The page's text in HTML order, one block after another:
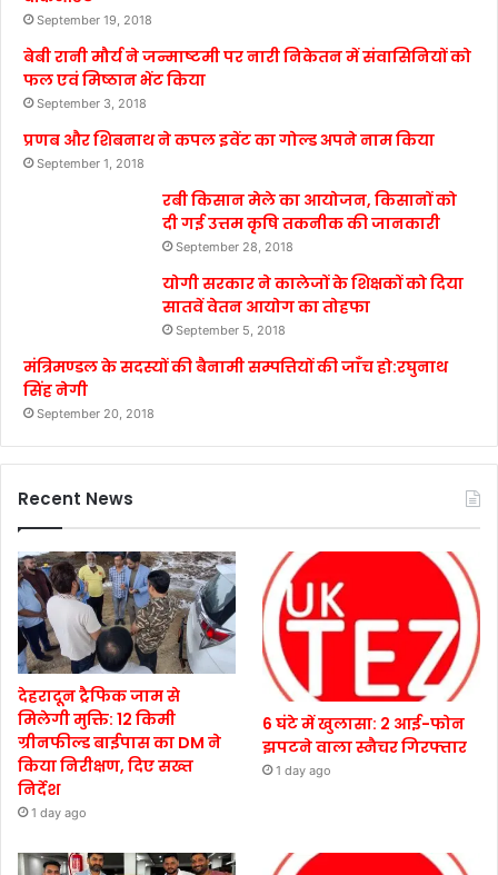
September 19, 2018
बेबी रानी मौर्य ने जन्माष्टमी पर नारी निकेतन में संवासिनियों को
फल एवं मिष्ठान भेंट किया
September 3, 2018
प्रणब और शिबनाथ ने कपल इवेंट का गोल्ड अपने नाम किया
September 1, 2018
रबी किसान मेले का आयोजन, किसानों को
दी गई उत्तम कृषि तकनीक की जानकारी
September 28, 2018
योगी सरकार ने कालेजों के शिक्षकों को दिया
सातवें वेतन आयोग का तोहफा
September 5, 2018
मंत्रिमण्डल के सदस्यों की बैनामी सम्पत्तियों की जाँच हो:रघुनाथ
सिंह नेगी
September 20, 2018
Recent News
देहरादून ट्रैफिक जाम से
मिलेगी मुक्ति: 12 किमी
ग्रीनफील्ड बाईपास का DM ने
किया निरीक्षण, दिए सख्त
निर्देश
1 day ago
6 घंटे में खुलासा: 2 आई-फोन
झपटने वाला स्नैचर गिरफ्तार
1 day ago